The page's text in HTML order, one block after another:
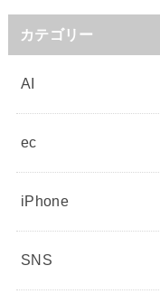
カテゴリー
AI
ec
iPhone
SNS